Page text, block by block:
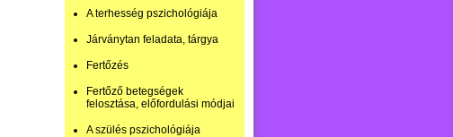
A terhesség pszichológiája
Járványtan feladata, tárgya
Fertőzés
Fertőző betegségek
felosztása, előfordulási módjai
A szülés pszichológiája